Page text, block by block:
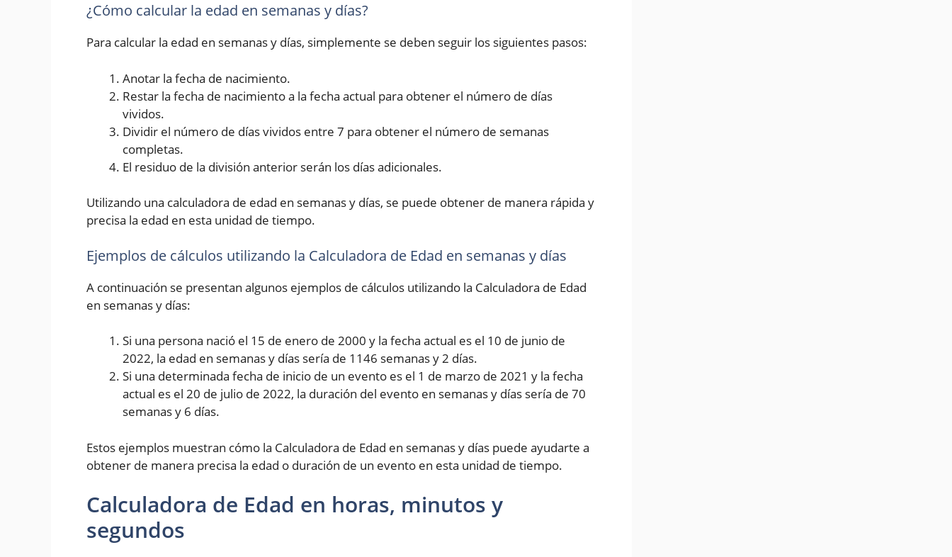
¿Cómo calcular la edad en semanas y días?
Para calcular la edad en semanas y días, simplemente se deben seguir los siguientes pasos:
Anotar la fecha de nacimiento.
Restar la fecha de nacimiento a la fecha actual para obtener el número de días
vividos.
Dividir el número de días vividos entre 7 para obtener el número de semanas
completas.
El residuo de la división anterior serán los días adicionales.
Utilizando una calculadora de edad en semanas y días, se puede obtener de manera rápida y
precisa la edad en esta unidad de tiempo.
Ejemplos de cálculos utilizando la Calculadora de Edad en semanas y días
A continuación se presentan algunos ejemplos de cálculos utilizando la Calculadora de Edad
en semanas y días:
Si una persona nació el 15 de enero de 2000 y la fecha actual es el 10 de junio de
2022, la edad en semanas y días sería de 1146 semanas y 2 días.
Si una determinada fecha de inicio de un evento es el 1 de marzo de 2021 y la fecha
actual es el 20 de julio de 2022, la duración del evento en semanas y días sería de 70
semanas y 6 días.
Estos ejemplos muestran cómo la Calculadora de Edad en semanas y días puede ayudarte a
obtener de manera precisa la edad o duración de un evento en esta unidad de tiempo.
Calculadora de Edad en horas, minutos y
segundos